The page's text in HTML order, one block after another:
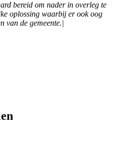
bereid om nader in overleg te
oplossing waarbij er ook oog
van de gemeente.|